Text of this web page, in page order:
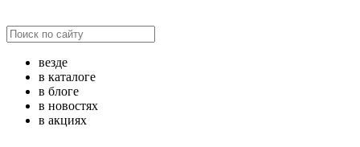
везде
в каталоге
в блоге
в новостях
в акциях